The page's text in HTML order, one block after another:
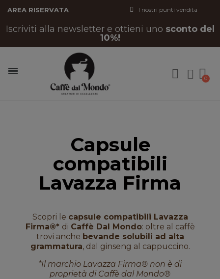
AREA RISERVATA I nostri punti vendita
Iscriviti alla newsletter e ottieni uno sconto del
10%!
Capsule
compatibili
Lavazza Firma
Scopri le capsule compatibili Lavazza
Firma®* di Caffè Dal Mondo: oltre al caffè
trovi anche bevande solubili ad alta
grammatura, dal ginseng al cappuccino.
*Il marchio Lavazza Firma® non è di
proprietà di Caffè dal Mondo®